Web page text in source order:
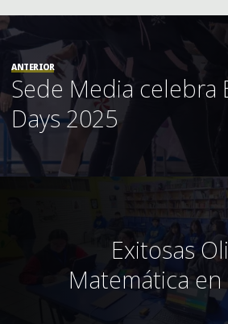
ANTERIOR
Sede Media celebra
Days 2025
Exitosas
Matemática